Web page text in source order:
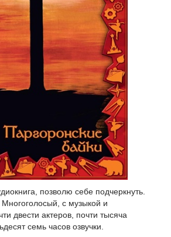
позволю себе подчеркнуть.
Многоголосый, с музыкой и
двести актеров, почти тысяча
семь часов озвучки.